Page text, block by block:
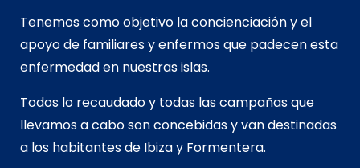
Tenemos como objetivo la concienciación y el
apoyo de familiares y enfermos que padecen esta
enfermedad en nuestras islas.
Todos lo recaudado y todas las campañas que
llevamos a cabo son concebidas y van destinadas
a los habitantes de Ibiza y Formentera.